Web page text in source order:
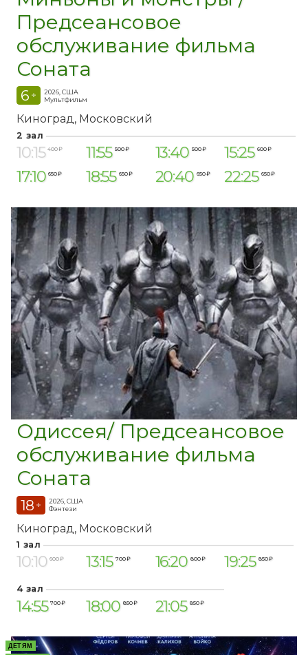
Предсеансовое
обслуживание фильма
Соната
6 +
2026, США
Мультфильм
Киноград Московский
2 зал
10:15 400 ₽ 11:55 500 ₽ 13:40 500 ₽ 15:25 600 ₽
17:10 650 ₽ 18:55 650 ₽ 20:40 650 ₽ 22:25 650 ₽
Одиссея/ Предсеансовое
обслуживание фильма
Соната
18 +
2026, США
Фэнтези
Киноград Московский
1 зал
10:10 600 ₽ 13:15 700 ₽ 16:20 800 ₽ 19:25 850 ₽
4 зал
14:55 700 ₽ 18:00 850 ₽ 21:05 850 ₽
ДЕТЯМ